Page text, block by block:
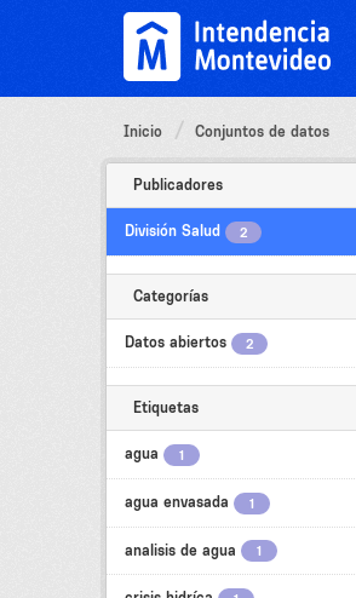
Inicio Conjuntos de datos
Publicadores
División Salud 2
Categorías
Datos abiertos 2
Etiquetas
agua 1
agua envasada 1
analisis de agua 1